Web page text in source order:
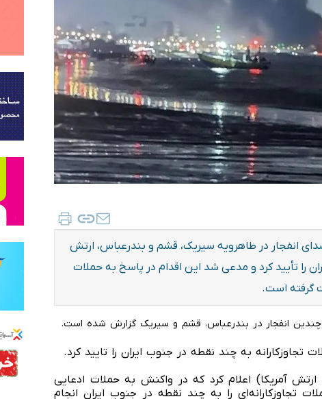
انفجار در طاهرویه سیریک، قشم و بندرعباس، ارتش
را تأیید کرد و مدعی شد این اقدام در پاسخ به حملات
گرفته است.
تجاوزکارانه به چند نقطه در جنوب ایران را تایید کرد.
آمریکا) اعلام کرد که در واکنش به حملات ادعایی
تجاوزکارانه‌ای را به چند نقطه در جنوب ایران انجام